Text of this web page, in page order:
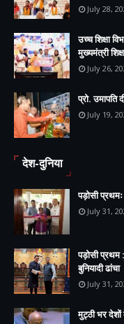
July 28,
उच्च शिक्षा
मुख्यमंत्री
July 26,
प्रो. उमापति
July 19,
देश-दुनिया
पड़ोसी
July 31,
पड़ोसी
बुनियादी ढांचा
July 31,
मुट्ठी भर